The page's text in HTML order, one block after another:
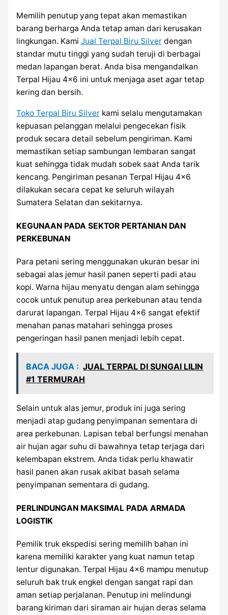
Memilih penutup yang tepat akan memastikan
barang berharga Anda tetap aman dari kerusakan
lingkungan. Kami Jual Terpal Biru Silverdengan
standar mutu tinggi yang sudah teruji di berbagai
medan lapangan berat. Anda bisa mengandalkan
Terpal Hijau 4×6 ini untuk menjaga aset agar tetap
kering dan bersih.
Toko Terpal Biru Silverkami selalu mengutamakan
kepuasan pelanggan melalui pengecekan fisik
produk secara detail sebelum pengiriman. Kami
memastikan setiap sambungan lembaran sangat
kuat sehingga tidak mudah sobek saat Anda tarik
kencang. Pengiriman pesanan Terpal Hijau 4×6
dilakukan secara cepat ke seluruh wilayah
Sumatera Selatan dan sekitarnya.
KEGUNAAN PADA SEKTOR PERTANIAN DAN
PERKEBUNAN
Para petani sering menggunakan ukuran besar ini
sebagai alas jemur hasil panen seperti padi atau
kopi. Warna hijau menyatu dengan alam sehingga
cocok untuk penutup area perkebunan atau tenda
darurat lapangan. Terpal Hijau 4×6 sangat efektif
menahan panas matahari sehingga proses
pengeringan hasil panen menjadi lebih cepat.
BACA JUGA : JUAL TERPAL DI SUNGAI LILIN
#1 TERMURAH
Selain untuk alas jemur, produk ini juga sering
menjadi atap gudang penyimpanan sementara di
area perkebunan. Lapisan tebal berfungsi menahan
air hujan agar suhu di bawahnya tetap terjaga dari
kelembapan ekstrem. Anda tidak perlu khawatir
hasil panen akan rusak akibat basah selama
penyimpanan sementara di gudang.
PERLINDUNGAN MAKSIMAL PADA ARMADA
LOGISTIK
Pemilik truk ekspedisi sering memilih bahan ini
karena memiliki karakter yang kuat namun tetap
lentur digunakan. Terpal Hijau 4×6 mampu menutup
seluruh bak truk engkel dengan sangat rapi dan
aman setiap perjalanan. Penutup ini melindungi
barang kiriman dari siraman air hujan deras selama